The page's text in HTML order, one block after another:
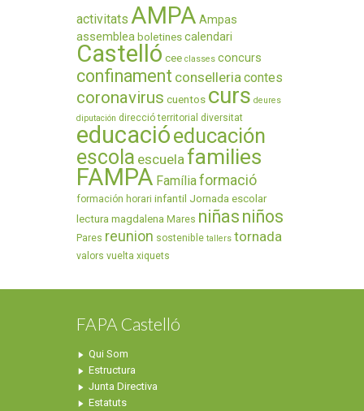
activitats AMPA Ampas
assemblea boletines calendari
Castelló cee classes concurs
confinament conselleria contes
coronavirus cuentos curs deures
diputación direcció territorial diversitat
educacióeducación
escola escuela families
FAMPA Famíliaformació
formación horari infantil Jornada escolar
lectura magdalena Mares niñas niños
Pares reunion sostenible tallers tornada
valors vuelta xiquets
FAPA Castelló
Qui Som
Estructura
Junta Directiva
Estatuts